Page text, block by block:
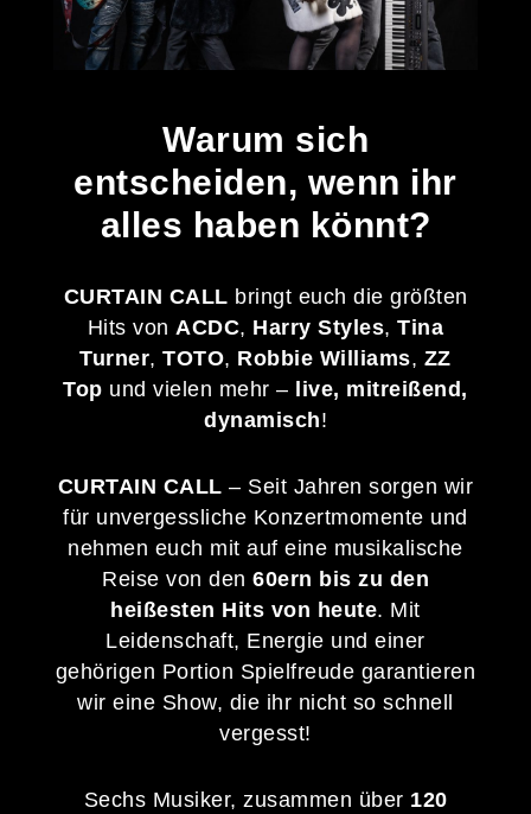
Warum sich
entscheiden, wenn ihr
alles haben könnt?
CURTAIN CALL bringt euch die größten
Hits vonACDC, Harry Styles, Tina
Turner,TOTO, Robbie Williams, ZZ
Top und vielen mehr –
live, mitreißend,
dynamisch!
CURTAIN CALL – Seit Jahren sorgen wir
für unvergessliche Konzertmomente und
nehmen euch mit auf eine musikalische
Reise von den 60ern bis zu den
heißesten Hits von heute. Mit
Leidenschaft, Energie und einer
gehörigen Portion Spielfreude garantieren
wir eine Show, die ihr nicht so schnell
vergesst!
Sechs Musiker, zusammen über 120